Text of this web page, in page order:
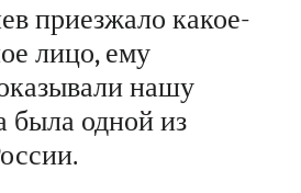
приезжало какое-
лицо, ему
нашу
была одной из